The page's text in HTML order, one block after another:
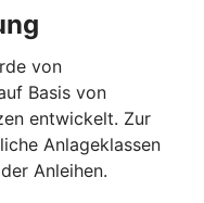
von
Basis von
entwickelt. Zur
Anlageklassen
Anleihen.